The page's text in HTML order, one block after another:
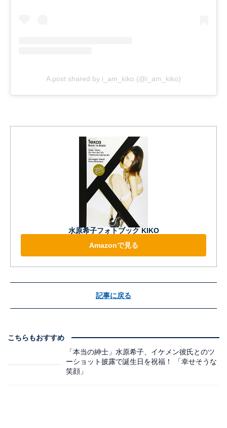
A post shared by i_am_kiko (@i_am_kiko)
水原希子フォトブック KIKO
Amazonで見る
記事に戻る
こちらもおすすめ
「本当の紳士」水原希子、イケメン彼氏とのツ
ーショット披露で誕生日を祝福！ 「幸せそうな
笑顔」